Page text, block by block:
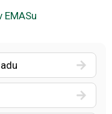
EMASu